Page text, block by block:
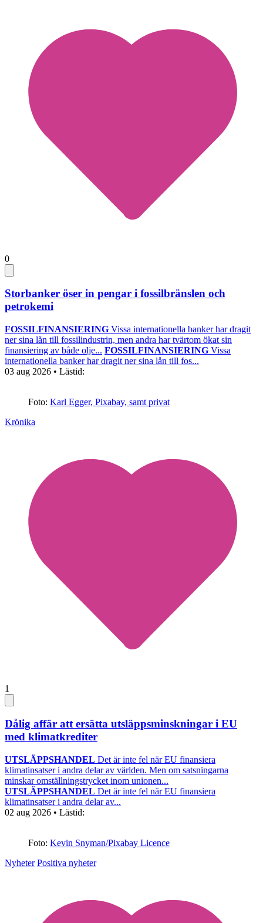
0
Storbanker öser in pengar i fossilbränslen och
petrokemi
FOSSILFINANSIERING Vissa internationella banker har dragit
ner sina lån till fossilindustrin, men andra har tvärtom ökat sin
finansiering av både olje... FOSSILFINANSIERING Vissa
internationella banker har dragit ner sina lån till fos...
03 aug 2026 • Lästid:
Foto: Karl Egger, Pixabay, samt privat
Krönika
1
Dålig affär att ersätta utsläppsminskningar i EU
med klimatkrediter
UTSLÄPPSHANDEL Det är inte fel när EU finansiera
klimatinsatser i andra delar av världen. Men om satsningarna
minskar omställningstrycket inom unionen...
UTSLÄPPSHANDEL Det är inte fel när EU finansiera
klimatinsatser i andra delar av...
02 aug 2026 • Lästid:
Foto: Kevin Snyman/Pixabay Licence
Nyheter Positiva nyheter